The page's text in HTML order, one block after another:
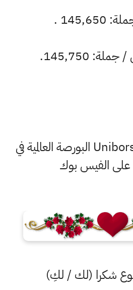
.
145,750.
المصدر صفحة ( Uniborsa البورصة العالمية في
على الفيس بوك
شكرا (لك / لكِ)